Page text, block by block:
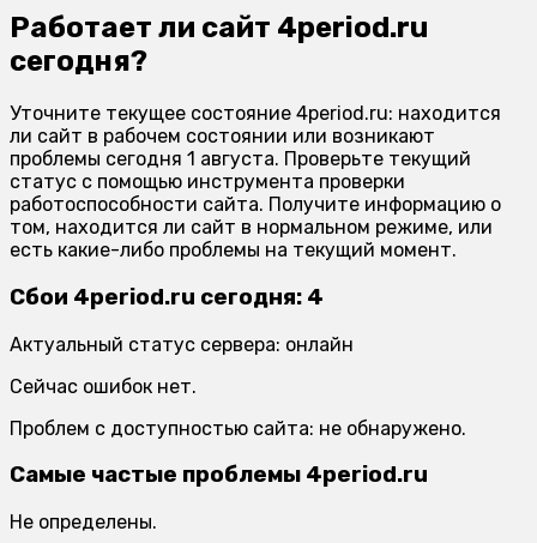
Работает ли сайт 4period.ru
сегодня?
Уточните текущее состояние 4period.ru: находится
ли сайт в рабочем состоянии или возникают
проблемы сегодня 1 августа. Проверьте текущий
статус с помощью инструмента проверки
работоспособности сайта. Получите информацию о
том, находится ли сайт в нормальном режиме, или
есть какие-либо проблемы на текущий момент.
Сбои 4period.ru сегодня: 4
Актуальный статус сервера: онлайн
Сейчас ошибок нет.
Проблем с доступностью сайта: не обнаружено.
Самые частые проблемы 4period.ru
Не определены.